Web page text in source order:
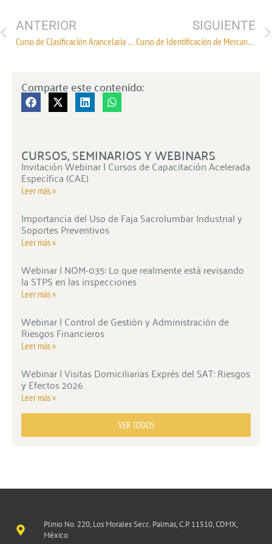
ANTERIOR
Curso de Clasificación Arancelaria Textil
SIGUIENTE
Curso de Identificación de Mercancías y Clasificación arancelaria de Productos Textiles y Productos Confeccionados
Comparte este contenido:
CURSOS, SEMINARIOS Y WEBINARS
Invitación Webinar | Cursos de Capacitación Acelerada
Específica (CAE)
Leer más »
Importancia del Uso de Faja Sacrolumbar Industrial y
Soportes Preventivos
Leer más »
Webinar | NOM-035: Lo que realmente está revisando
la STPS en las inspecciones
Leer más »
Webinar | Control de Gestión y Administración de
Riesgos Financieros
Leer más »
Webinar | Visitas Domiciliarias Exprés del SAT: Riesgos
y Efectos 2026
Leer más »
VER TODOS
Plinio No. 220, Los Morales Secc. Palmas, C.P. 11510, CDMX,
México